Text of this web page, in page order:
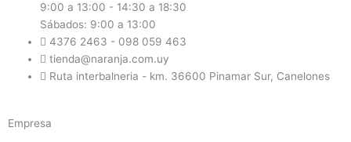
9:00 a 13:00 - 14:30 a 18:30
Sábados: 9:00 a 13:00
4376 2463 - 098 059 463
tienda@naranja.com.uy
Ruta interbalneria - km. 36600 Pinamar Sur, Canelones
Empresa